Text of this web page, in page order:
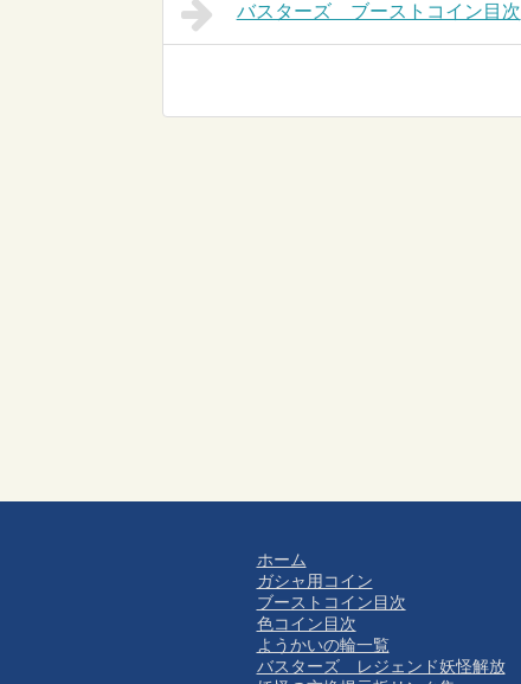
バスターズ ブーストコイン目次
ホーム
ガシャ用コイン
ブーストコイン目次
色コイン目次
ようかいの輪一覧
バスターズ レジェンド妖怪解放